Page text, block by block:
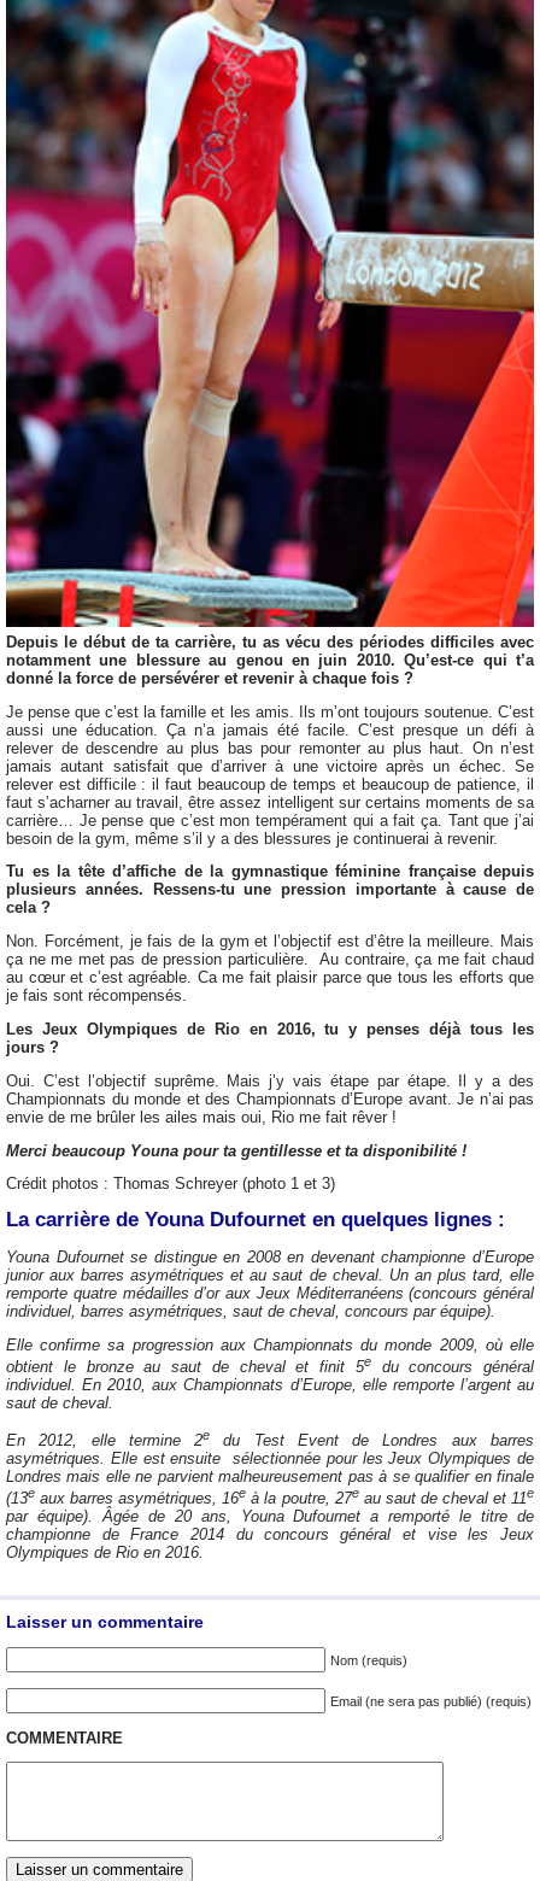
Depuis le début de ta carrière, tu as vécu des périodes difficiles avec
notamment une blessure au genou en juin 2010. Qu’est-ce qui t’a
donné la force de persévérer et revenir à chaque fois ?
Je pense que c’est la famille et les amis. Ils m’ont toujours soutenue. C’est
aussi une éducation. Ça n’a jamais été facile. C’est presque un défi à
relever de descendre au plus bas pour remonter au plus haut. On n’est
jamais autant satisfait que d’arriver à une victoire après un échec. Se
relever est difficile : il faut beaucoup de temps et beaucoup de patience, il
faut s’acharner au travail, être assez intelligent sur certains moments de sa
carrière… Je pense que c’est mon tempérament qui a fait ça. Tant que j’ai
besoin de la gym, même s’il y a des blessures je continuerai à revenir.
Tu es la tête d’affiche de la gymnastique féminine française depuis
plusieurs années. Ressens-tu une pression importante à cause de
cela ?
Non. Forcément, je fais de la gym et l’objectif est d’être la meilleure. Mais
ça ne me met pas de pression particulière. Au contraire, ça me fait chaud
au cœur et c’est agréable. Ca me fait plaisir parce que tous les efforts que
je fais sont récompensés.
Les Jeux Olympiques de Rio en 2016, tu y penses déjà tous les
jours ?
Oui. C’est l’objectif suprême. Mais j’y vais étape par étape. Il y a des
Championnats du monde et des Championnats d’Europe avant. Je n’ai pas
envie de me brûler les ailes mais oui, Rio me fait rêver !
Merci beaucoup Youna pour ta gentillesse et ta disponibilité !
Crédit photos : Thomas Schreyer (photo 1 et 3)
La carrière de Youna Dufournet en quelques lignes :
Youna Dufournet se distingue en 2008 en devenant championne d’Europe
junior aux barres asymétriques et au saut de cheval. Un an plus tard, elle
remporte quatre médailles d’or aux Jeux Méditerranéens (concours général
individuel, barres asymétriques, saut de cheval, concours par équipe).
Elle confirme sa progression aux Championnats du monde 2009, où elle
obtient le bronze au saut de cheval et finit 5edu concours général
individuel. En 2010, aux Championnats d’Europe, elle remporte l’argent au
saut de cheval.
En 2012, elle termine 2e
du Test Event de Londres aux barres
asymétriques. Elle est ensuite sélectionnée pour les Jeux Olympiques de
Londres mais elle ne parvient malheureusement pas à se qualifier en finale
(13e aux barres asymétriques, 16e à la poutre, 27eau saut de cheval et 11e
par équipe). Âgée de 20 ans, Youna Dufournet a remporté le titre de
championne de France 2014 du concours général et vise les Jeux
Olympiques de Rio en 2016.
Laisser un commentaire
Nom (requis)
Email (ne sera pas publié) (requis)
COMMENTAIRE